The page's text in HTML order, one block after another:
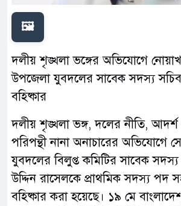
🖼️
দলীয় শৃঙ্খলা ভঙ্গের অভিযোগে
উপজেলা যুবদলের সাবেক সদস্য
বহিষ্কার
দলীয় শৃঙ্খলা ভঙ্গ, দলের নীতি,
পরিপন্থী নানা অনাচারের অভিযোগে
যুবদলের বিলুপ্ত কমিটির সাবেক সদস্য
উদ্দিন রাসেলকে প্রাথমিক সদস্য পদ
বহিষ্কার করা হয়েছে। ১৯ মে